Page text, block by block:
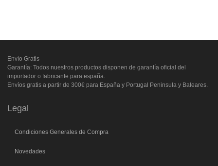
Envío Gratis
Garantía: Todos nuestros productos disponen de garantía oficial del
importador o fabricante para españa.
Envíos gratis a partir de 300€ para España y Portugal Peninsula y Baleares.
Legal
Condiciones Generales de Compra
Novedades